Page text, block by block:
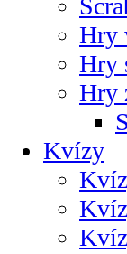
Hry
Hry
Hry
Kvízy